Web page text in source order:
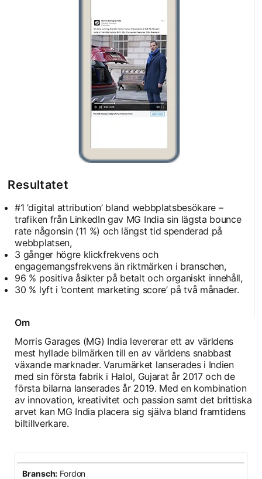
Resultatet
#1 ’digital attribution’ bland webbplatsbesökare –
trafiken från LinkedIn gav MG India sin lägsta bounce
rate någonsin (11 %) och längst tid spenderad på
webbplatsen,
3 gånger högre klickfrekvens och
engagemangsfrekvens än riktmärken i branschen,
96 % positiva åsikter på betalt och organiskt innehåll,
30 % lyft i ’content marketing score’ på två månader.
Om
Morris Garages (MG) India levererar ett av världens
mest hyllade bilmärken till en av världens snabbast
växande marknader. Varumärket lanserades i Indien
med sin första fabrik i Halol, Gujarat år 2017 och de
första bilarna lanserades år 2019. Med en kombination
av innovation, kreativitet och passion samt det brittiska
arvet kan MG India placera sig själva bland framtidens
biltillverkare.
Bransch: Fordon